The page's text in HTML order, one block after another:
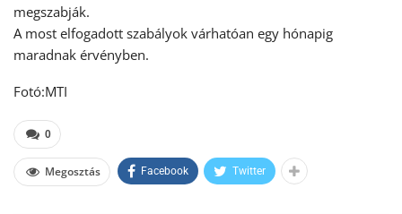
megszabják.
A most elfogadott szabályok várhatóan egy hónapig
maradnak érvényben.
Fotó:MTI
0
Megosztás Facebook Twitter